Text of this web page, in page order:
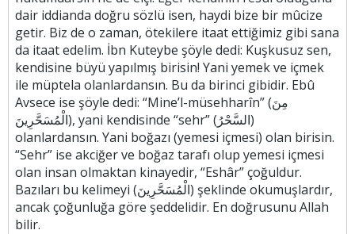
dair iddianda doğru sözlü isen, haydi bize bir mûcize
getir. Biz de o zaman, ötekilere itaat ettiğimiz gibi sana
da itaat edelim. İbn Kuteybe şöyle dedi: Kuşkusuz sen,
kendisine büyü yapılmış birisin! Yani yemek ve içmek
ile müptela olanlardansın. Bu da birinci gibidir. Ebû
Avsece ise şöyle dedi: “Mine’l-müsehharîn” (مِنَ
الْمُسَحَّرِينَ), yani kendisinde “sehr” (السَّحْرُ)
olanlardansın. Yani boğazı (yemesi içmesi) olan birisin.
“Sehr” ise akciğer ve boğaz tarafı olup yemesi içmesi
olan insan olmaktan kinayedir, “Eshâr” çoğuldur.
Bazıları bu kelimeyi (الْمُسَحَّرِينَ) şeklinde okumuşlardır,
ancak çoğunluğa göre şeddelidir. En doğrusunu Allah
bilir.​